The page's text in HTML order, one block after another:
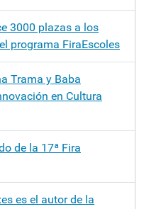
3000 plazas a los
programa FiraEscoles
Trama y Baba
en Cultura
de la 17ª Fira
es el autor de la